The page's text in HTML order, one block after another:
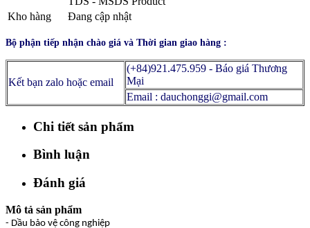
Kho hàng
Đang cập nhật
Bộ phận tiếp nhận chào giá và Thời gian giao hàng :
Kết bạn zalo hoặc email
(+84)921.475.959 - Báo giá Thương
Mại
Email : dauchonggi@gmail.com
Chi tiết sản phẩm
Bình luận
Đánh giá
Mô tả sản phẩm
- Dầu bảo vệ công nghiệp